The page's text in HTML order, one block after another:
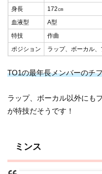
身長
172㎝
血液型
A型
特技
作曲
ポジション
ラップ、ボーカル
TO1の最年長メンバーのチ
ラップ、ボーカル以外にも
が特技だそうです！
ミンス